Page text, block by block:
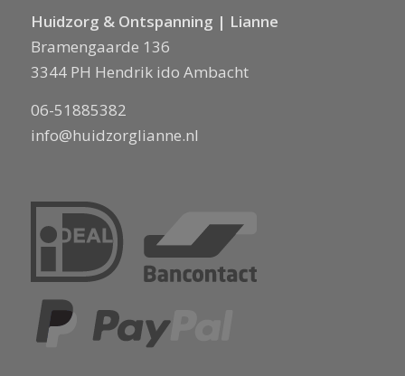
Huidzorg & Ontspanning | Lianne
Bramengaarde 136
3344 PH Hendrik ido Ambacht
06-51885382
info@huidzorglianne.nl